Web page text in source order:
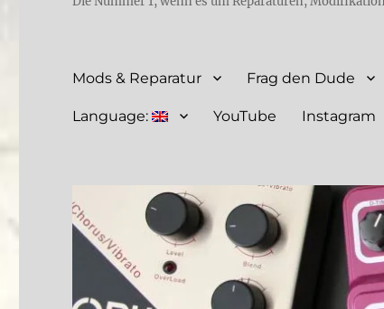
Mods & Reparatur Frag den Dude
Language: YouTube Instagram